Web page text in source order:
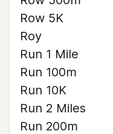
Row 5K
Roy
Run 1 Mile
Run 100m
Run 10K
Run 2 Miles
Run 200m